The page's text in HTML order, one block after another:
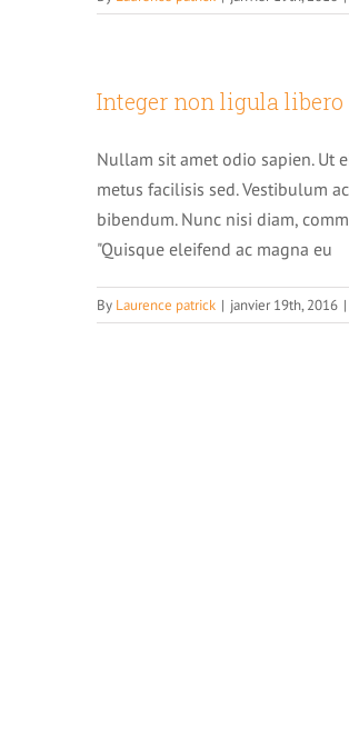
Integer non ligula libero
Nullam sit amet odio sapien. Ut
metus facilisis sed. Vestibulum
bibendum. Nunc nisi diam,
"Quisque eleifend ac magna eu
By Laurence patrick | janvier 19th, 2016 |